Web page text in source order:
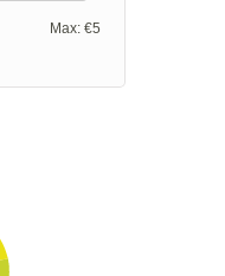
Max: €5